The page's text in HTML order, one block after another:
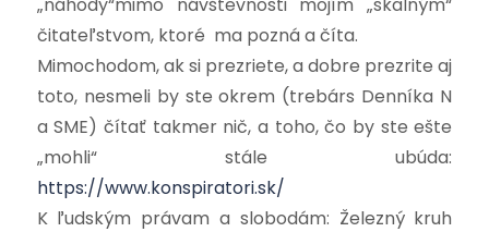
čitateľstvom, ktoré ma pozná a číta.
Mimochodom, ak si prezriete, a dobre prezrite aj
toto, nesmeli by ste okrem (trebárs Denníka N
a SME) čítať takmer nič, a toho, čo by ste ešte
„mohli“ stále ubúda:
https://www.konspiratori.sk/
K ľudským právam a slobodám: Železný kruh